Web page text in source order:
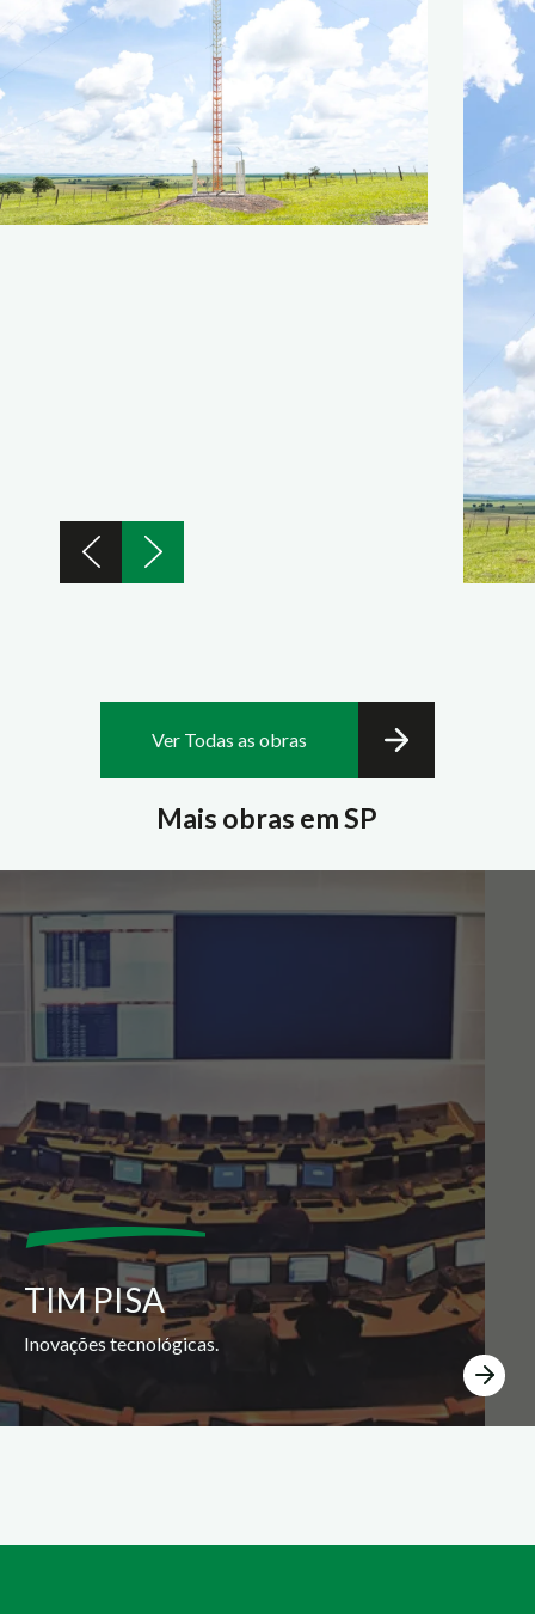
Mais obras em SP
Ver Todas as obras
TIM PISA
Inovações tecnológicas.